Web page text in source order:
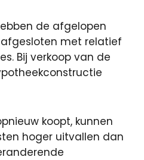
de afgelopen
met relatief
Bij verkoop van de
koopt, kunnen
hoger uitvallen dan
Sluiten
Contact